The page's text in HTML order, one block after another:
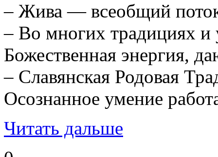
– Жива — всеобщий
– Во многих традициях и
Божественная энергия,
– Славянская Родовая
Осознанное умение
Читать дальше